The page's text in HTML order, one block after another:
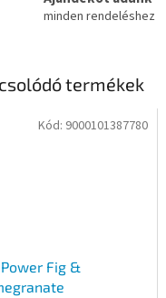
minden rendeléshez
termékek
Fig &
Kód: 9000101387780